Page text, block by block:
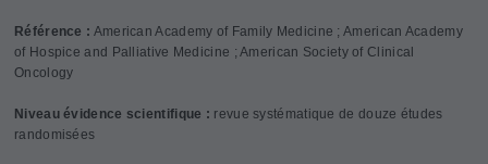
Référence : American Academy of Family Medicine ; American Academy
of Hospice and Palliative Medicine ; American Society of Clinical
Oncology
Niveau évidence scientifique : revue systématique de douze études
randomisées